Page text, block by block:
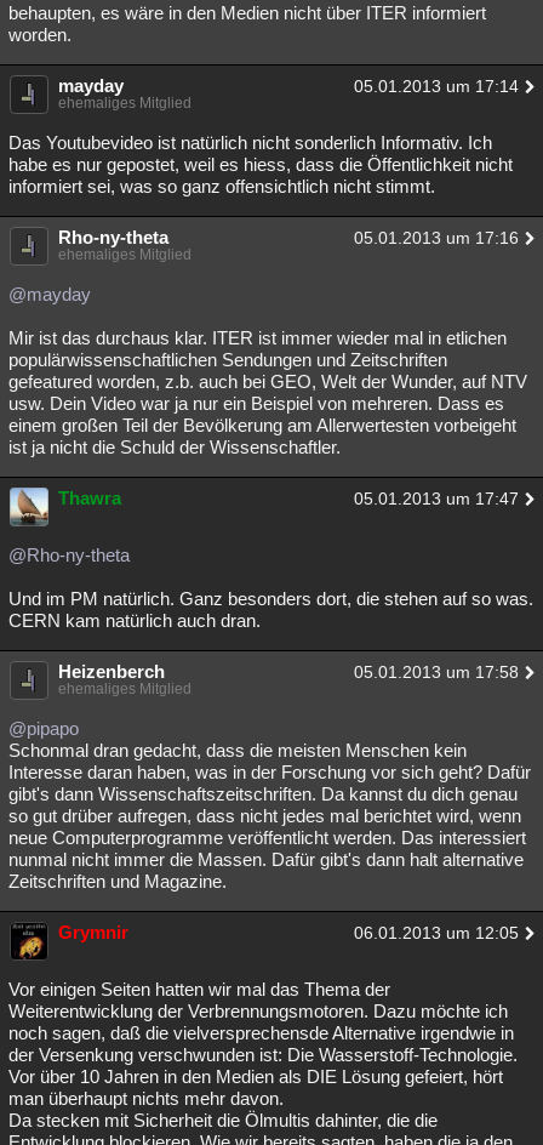
behaupten, es wäre in den Medien nicht über ITER informiert
worden.
mayday 05.01.2013 um 17:14
ehemaliges Mitglied
Das Youtubevideo ist natürlich nicht sonderlich Informativ. Ich
habe es nur gepostet, weil es hiess, dass die Öffentlichkeit nicht
informiert sei, was so ganz offensichtlich nicht stimmt.
Rho-ny-theta 05.01.2013 um 17:16
ehemaliges Mitglied
@mayday
Mir ist das durchaus klar. ITER ist immer wieder mal in etlichen
populärwissenschaftlichen Sendungen und Zeitschriften
gefeatured worden, z.b. auch bei GEO, Welt der Wunder, auf NTV
usw. Dein Video war ja nur ein Beispiel von mehreren. Dass es
einem großen Teil der Bevölkerung am Allerwertesten vorbeigeht
ist ja nicht die Schuld der Wissenschaftler.
Thawra 05.01.2013 um 17:47
@Rho-ny-theta
Und im PM natürlich. Ganz besonders dort, die stehen auf so was.
CERN kam natürlich auch dran.
Heizenberch 05.01.2013 um 17:58
ehemaliges Mitglied
@pipapo
Schonmal dran gedacht, dass die meisten Menschen kein
Interesse daran haben, was in der Forschung vor sich geht? Dafür
gibt's dann Wissenschaftszeitschriften. Da kannst du dich genau
so gut drüber aufregen, dass nicht jedes mal berichtet wird, wenn
neue Computerprogramme veröffentlicht werden. Das interessiert
nunmal nicht immer die Massen. Dafür gibt's dann halt alternative
Zeitschriften und Magazine.
Grymnir 06.01.2013 um 12:05
Vor einigen Seiten hatten wir mal das Thema der
Weiterentwicklung der Verbrennungsmotoren. Dazu möchte ich
noch sagen, daß die vielversprechensde Alternative irgendwie in
der Versenkung verschwunden ist: Die Wasserstoff-Technologie.
Vor über 10 Jahren in den Medien als DIE Lösung gefeiert, hört
man überhaupt nichts mehr davon.
Da stecken mit Sicherheit die Ölmultis dahinter, die die